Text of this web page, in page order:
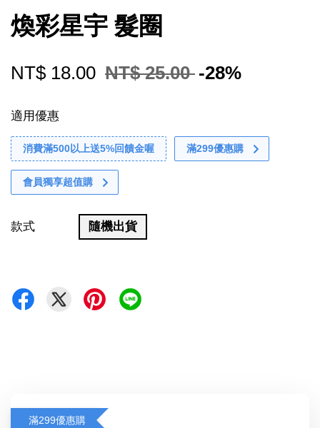
煥彩星宇 髮圈
NT$ 18.00 NT$ 25.00 -28%
適用優惠
消費滿500以上送5%回饋金喔 滿299優惠購
會員獨享超值購
款式 隨機出貨
滿299優惠購